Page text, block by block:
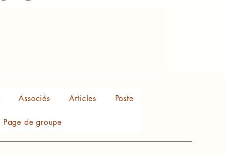
Associés Articles Poste
Page de groupe